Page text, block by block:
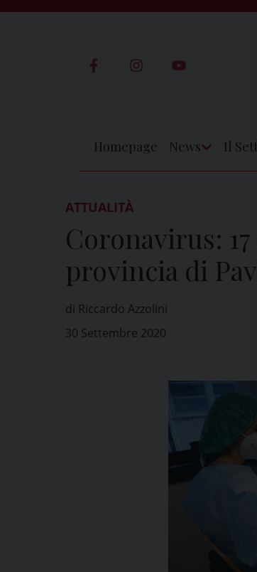
Homepage News Il
ATTUALITÀ
Coronavirus:
provincia di
di Riccardo Azzolini
30 Settembre 2020